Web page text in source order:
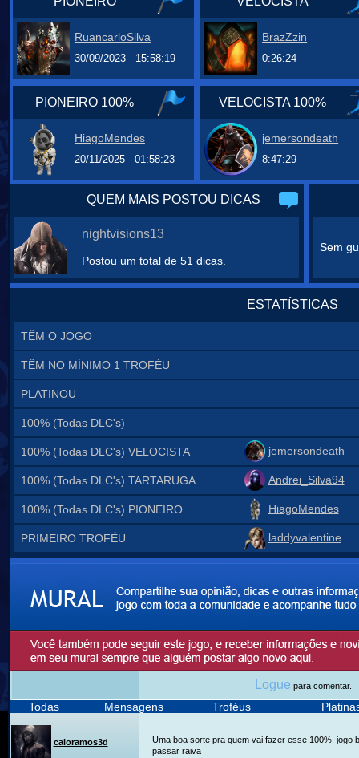
RuancarloSilva
30/09/2023 - 15:58:19
BrazZzin
0:26:24
PIONEIRO 100%
HiagoMendes
20/11/2025 - 01:58:23
VELOCISTA 100%
jemersondeath
8:47:29
QUEM MAIS POSTOU DICAS
nightvisions13
Postou um total de 51 dicas.
Sem
ESTATÍSTICAS
TÊM O JOGO
TÊM NO MÍNIMO 1 TROFÉU
PLATINOU
100% (Todas DLC's)
100% (Todas DLC's) VELOCISTA jemersondeath
100% (Todas DLC's) TARTARUGA Andrei_Silva94
100% (Todas DLC's) PIONEIRO HiagoMendes
PRIMEIRO TROFÉU laddyvalentine
Logue para comentar.
Todas Mensagens Troféus
caioramos3d
Uma boa sorte pra quem vai fazer esse 100%, jogo
passar raiva